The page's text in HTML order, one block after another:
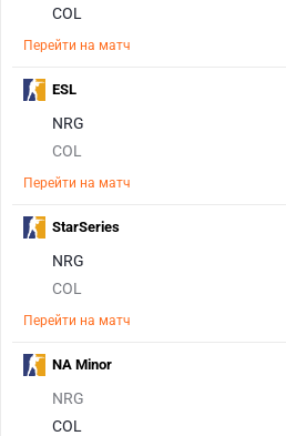
COL
Перейти на матч
NRG
COL
Перейти на матч
ESL
NRG
COL
Перейти на матч
StarSeries
NRG
COL
NA Minor